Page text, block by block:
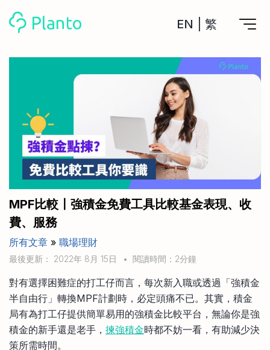
EN 繁
全功能記賬
管理及分析所有戶口
管理MPF戶口
一次過管理所有強積金戶口
申請清卡數/私人貸款
CreFIT x Planto推廣優惠
私人貸款
年利率/APR/年息比較
投資戶口 (美股)
比較最抵美股投資戶口
投資戶口 (港股)
比較最抵港股投資戶口
投資加密貨幣
比較最抵Crypto交易所
月供股票計劃
比較最抵月供計劃戶口
比較定存利率
信用卡
比較各種最優惠信用卡
關於我們
Academy
Marketplace
其他網站
手機App與理財資訊
商業解決方案
MPF比較〡強積金免費工具比較基金表現、收
費、服務
所有文章 » 職場理財
最後更新： 2022年 8月 15日 • 閱讀時間：2分鐘
對有選擇困難症的打工仔而言，每次新入職或透過「強積金
半自由行」轉換MPF計劃時，必定頭痛不已。其實，積金
局有為打工仔提供簡單易用的強積金比較平台，無論你是強
積金的新手還是老手， 揀強積金時都不妨一看，有助減少決
策所需時間。